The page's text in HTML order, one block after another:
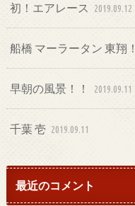
初！エアレース 2019.09.12
船橋 マーラータン 東翔！
早朝の風景！！ 2019.09.11
千葉 壱 2019.09.11
最近のコメント